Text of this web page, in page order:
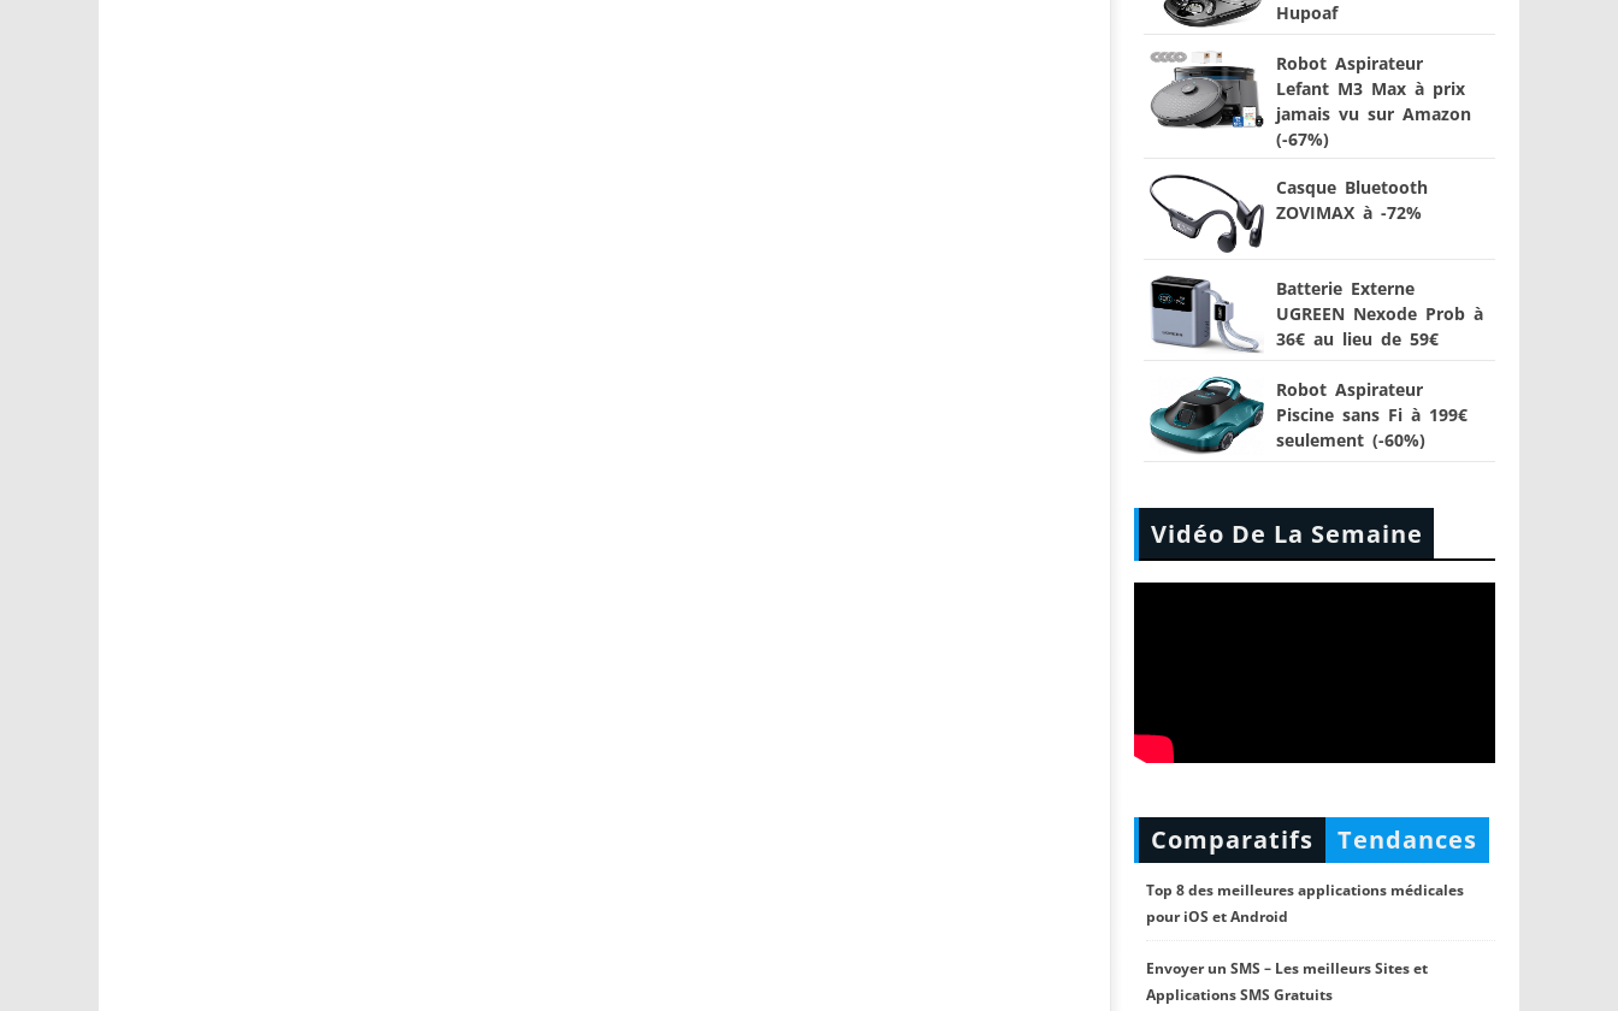
Hupoaf
Robot Aspirateur
Lefant M3 Max à prix
jamais vu sur Amazon
(-67%)
Casque Bluetooth
ZOVIMAX à -72%
Batterie Externe
UGREEN Nexode Prob à
36€ au lieu de 59€
Robot Aspirateur
Piscine sans Fi à 199€
seulement (-60%)
Vidéo De La Semaine
Comparatifs Tendances
Top 8 des meilleures applications médicales
pour iOS et Android
Envoyer un SMS – Les meilleurs Sites et
Applications SMS Gratuits